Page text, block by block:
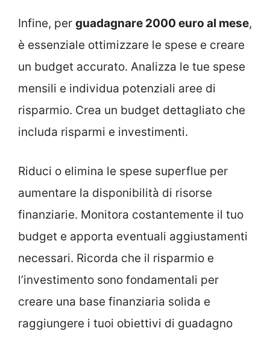
Infine, per guadagnare 2000 euro al mese,
è essenziale ottimizzare le spese e creare
un budget accurato. Analizza le tue spese
mensili e individua potenziali aree di
risparmio. Crea un budget dettagliato che
includa risparmi e investimenti.
Riduci o elimina le spese superflue per
aumentare la disponibilità di risorse
finanziarie. Monitora costantemente il tuo
budget e apporta eventuali aggiustamenti
necessari. Ricorda che il risparmio e
l’investimento sono fondamentali per
creare una base finanziaria solida e
raggiungere i tuoi obiettivi di guadagno